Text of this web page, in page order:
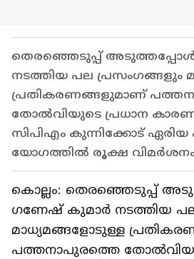
തെരഞ്ഞെടുപ്പ്
നടത്തിയ പല പ്രസംഗങ്ങളും
പ്രതികരണങ്ങളുമാണ്
തോൽവിയുടെ പ്രധാന
സിപിഎം കുന്നിക്കോട് ഏരിയ
യോഗത്തിൽ രൂക്ഷ
കൊല്ലം: തെരഞ്ഞെടുപ്പ്
ഗണേഷ് കുമാർ നടത്തിയ
മാധ്യമങ്ങളോടുള്ള
പത്തനാപുരത്തെ